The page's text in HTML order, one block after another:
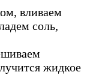
вливаем
соль,
жидкое